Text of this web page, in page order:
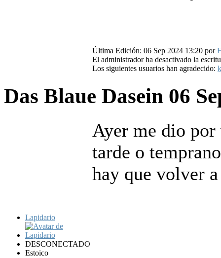
Última Edición: 06 Sep 2024 13:20 por
El administrador ha desactivado la
Los siguientes usuarios han agradecido:
Das Blaue Dasein 06
Lapidario
DESCONECTADO
Estoico
Ayer me dio
tarde o
hay que volver